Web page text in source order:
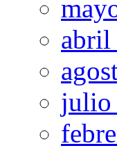
abril
julio